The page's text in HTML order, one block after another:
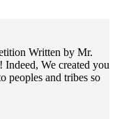
Written by Mr.
We created you
peoples and tribes so